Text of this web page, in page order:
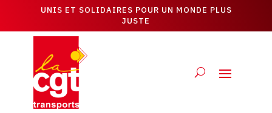
UNIS ET SOLIDAIRES POUR UN MONDE PLUS
JUSTE